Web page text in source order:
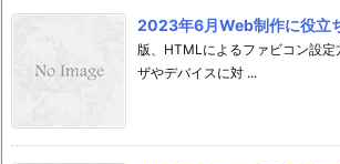
2023年6月Web制作に役立
版、HTMLによるファビコン設定
ザやデバイスに対 ...